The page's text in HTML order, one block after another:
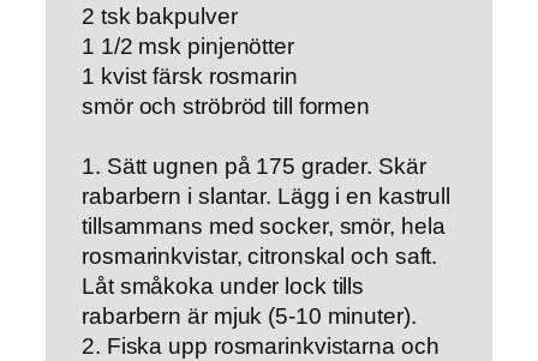
2 tsk bakpulver
1 1/2 msk pinjenötter
1 kvist färsk rosmarin
smör och ströbröd till formen
1. Sätt ugnen på 175 grader. Skär
rabarbern i slantar. Lägg i en kastrull
tillsammans med socker, smör, hela
rosmarinkvistar, citronskal och saft.
Låt småkoka under lock tills
rabarbern är mjuk (5-10 minuter).
2. Fiska upp rosmarinkvistarna och